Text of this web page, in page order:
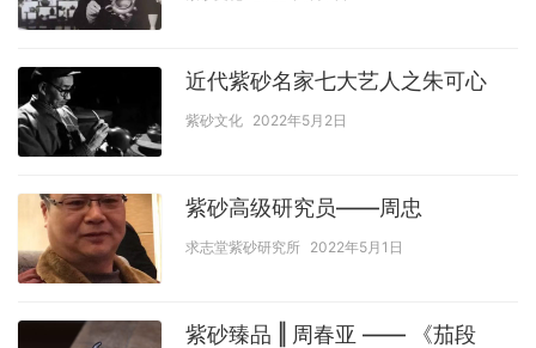
近代紫砂名家七大艺人之朱可心
紫砂文化 2022年5月2日
紫砂高级研究员——周忠
求志堂紫砂研究所 2022年5月1日
紫砂臻品 ‖ 周春亚 —— 《茄段